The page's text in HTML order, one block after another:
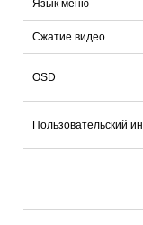
Язык меню
Сжатие видео
OSD
Пользовательский